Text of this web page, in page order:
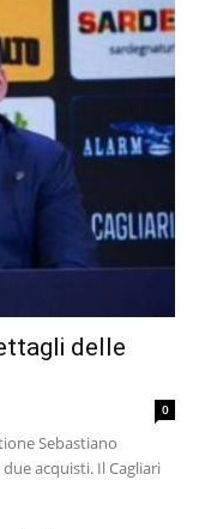
delle
0
Sebastiano
acquisti. Il Cagliari